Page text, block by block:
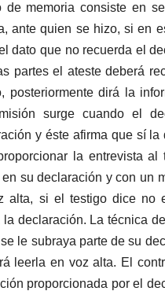
de memoria consiste en
ante quien se hizo, si en
dato que no recuerda el
partes el ateste deberá
posteriormente dirá la
surge cuando el
y éste afirma que sí
la entrevista
su declaración y con un
alta, si el testigo dice no
declaración. La técnica
le subraya parte de su
leerla en voz alta. El
proporcionada por el